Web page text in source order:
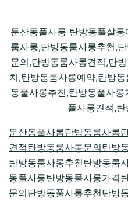
둔산동풀사롱 탄방동풀살
룸사롱,탄방동룸사롱추천,
문의,탄방동룸사롱견적,탄
치,탄방동룸사롱예약,탄방
동풀사롱추천,탄방동풀사
풀사롱견적,
둔산동풀사롱탄방동룸사롱
견적탄방동룸사롱문의탄방
탄방동룸사롱추천탄방동룸
동풀사롱탄방동풀사롱가격
문의탄방동풀사롱추천탄방